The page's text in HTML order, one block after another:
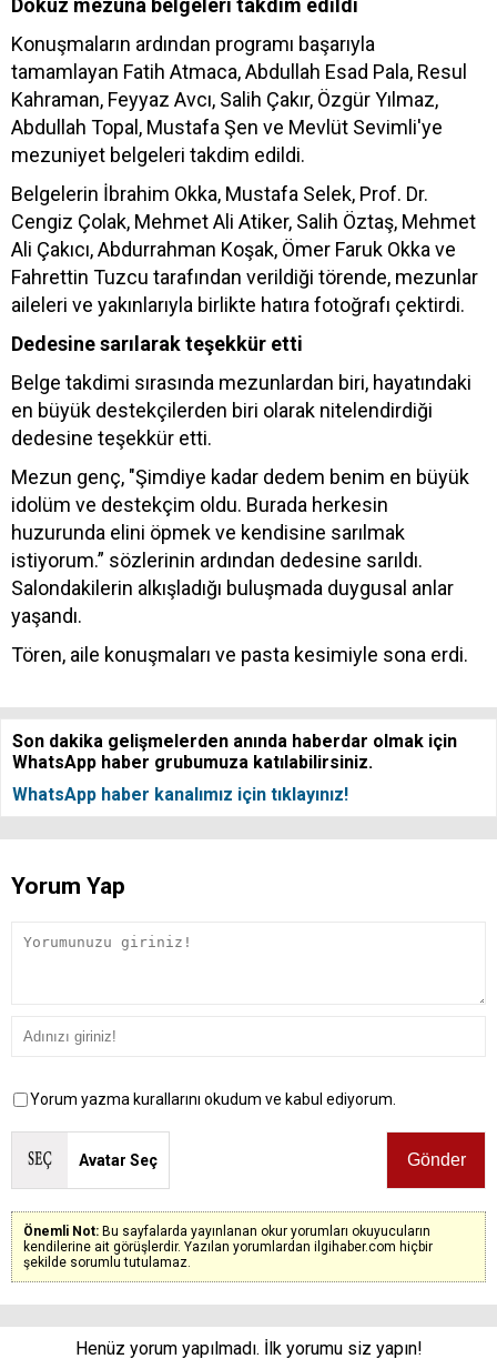
Dokuz mezuna belgeleri takdim edildi
Konuşmaların ardından programı başarıyla
tamamlayan Fatih Atmaca, Abdullah Esad Pala, Resul
Kahraman, Feyyaz Avcı, Salih Çakır, Özgür Yılmaz,
Abdullah Topal, Mustafa Şen ve Mevlüt Sevimli'ye
mezuniyet belgeleri takdim edildi.
Belgelerin İbrahim Okka, Mustafa Selek, Prof. Dr.
Cengiz Çolak, Mehmet Ali Atiker, Salih Öztaş, Mehmet
Ali Çakıcı, Abdurrahman Koşak, Ömer Faruk Okka ve
Fahrettin Tuzcu tarafından verildiği törende, mezunlar
aileleri ve yakınlarıyla birlikte hatıra fotoğrafı çektirdi.
Dedesine sarılarak teşekkür etti
Belge takdimi sırasında mezunlardan biri, hayatındaki
en büyük destekçilerden biri olarak nitelendirdiği
dedesine teşekkür etti.
Mezun genç, "Şimdiye kadar dedem benim en büyük
idolüm ve destekçim oldu. Burada herkesin
huzurunda elini öpmek ve kendisine sarılmak
istiyorum.” sözlerinin ardından dedesine sarıldı.
Salondakilerin alkışladığı buluşmada duygusal anlar
yaşandı.
Tören, aile konuşmaları ve pasta kesimiyle sona erdi.
Son dakika gelişmelerden anında haberdar olmak için
WhatsApp haber grubumuza katılabilirsiniz.
WhatsApp haber kanalımız için tıklayınız!
Yorum Yap
Yorum yazma kurallarını okudum ve kabul ediyorum.
Avatar Seç
Önemli Not: Bu sayfalarda yayınlanan okur yorumları okuyucuların
kendilerine ait görüşlerdir. Yazılan yorumlardan ilgihaber.com hiçbir
şekilde sorumlu tutulamaz.
Henüz yorum yapılmadı. İlk yorumu siz yapın!